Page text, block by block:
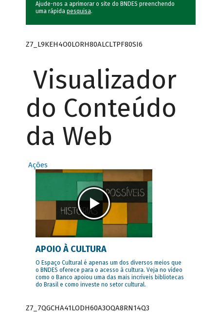
Ajude-nos a aprimorar o site do BNDES preenchendo
uma rápida pesquisa.
Z7_L9KEH4O0LORH80ALCLTPF80SI6
Visualizador
do Conteúdo
da Web
Ações
APOIO À CULTURA
O Espaço Cultural é apenas um dos diversos meios que
o BNDES oferece para o acesso à cultura. Veja no vídeo
como o Banco apoiou uma das mais incríveis bibliotecas
do Brasil e como investe no setor cultural.
Z7_7QGCHA41LODH60A3OQA8RN14Q3